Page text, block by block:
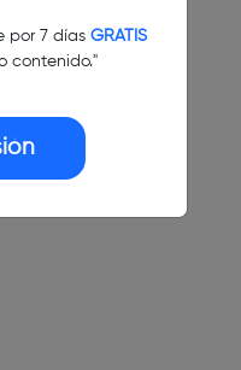
por 7 días GRATIS
contenido."